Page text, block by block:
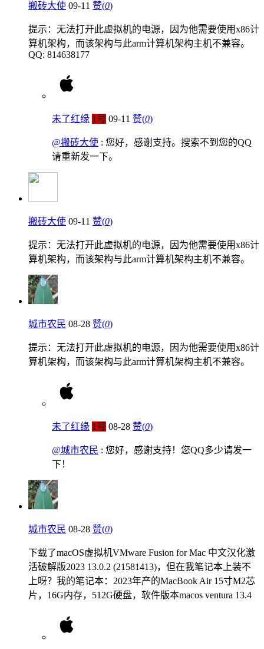
搬砖大使 09-11 赞(0)
提示：无法打开此虚拟机的电源，因为他需要使用x86计
算机架构，而该架构与此arm计算机架构主机不兼容。
QQ: 814638177
未了红缘 1号 09-11 赞(0)
@搬砖大使 : 您好，感谢支持。搜索不到您的QQ
请重新发一下。
搬砖大使 09-11 赞(0)
提示：无法打开此虚拟机的电源，因为他需要使用x86计
算机架构，而该架构与此arm计算机架构主机不兼容。
城市农民 08-28 赞(0)
提示：无法打开此虚拟机的电源，因为他需要使用x86计
算机架构，而该架构与此arm计算机架构主机不兼容。
未了红缘 1号 08-28 赞(0)
@城市农民 : 您好，感谢支持！您QQ多少请发一
下！
城市农民 08-28 赞(0)
下载了macOS虚拟机VMware Fusion for Mac 中文汉化激
活破解版2023 13.0.2 (21581413)，但在我笔记本上装不
上呀？我的笔记本：2023年产的MacBook Air 15寸M2芯
片，16G内存，512G硬盘，软件版本macos ventura 13.4